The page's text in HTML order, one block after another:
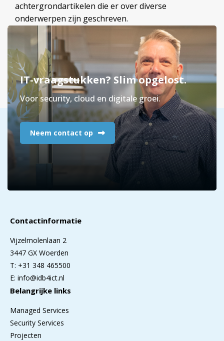
achtergrondartikelen die er over diverse
onderwerpen zijn geschreven.
IT-vraagstukken? Slim opgelost.
Voor security, cloud en digitale groei.
Neem contact op
Contactinformatie
Vijzelmolenlaan 2
3447 GX Woerden
T: +31 348 465500
E: info@idb4ict.nl
Belangrijke links
Managed Services
Security Services
Projecten